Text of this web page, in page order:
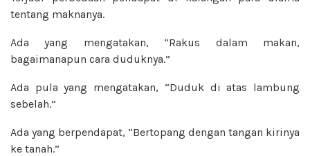
tentang maknanya.
Ada yang mengatakan, “Rakus dalam makan,
bagaimanapun cara duduknya.”
Ada pula yang mengatakan, “Duduk di atas lambung
sebelah.”
Ada yang berpendapat, “Bertopang dengan tangan kirinya
ke tanah.”